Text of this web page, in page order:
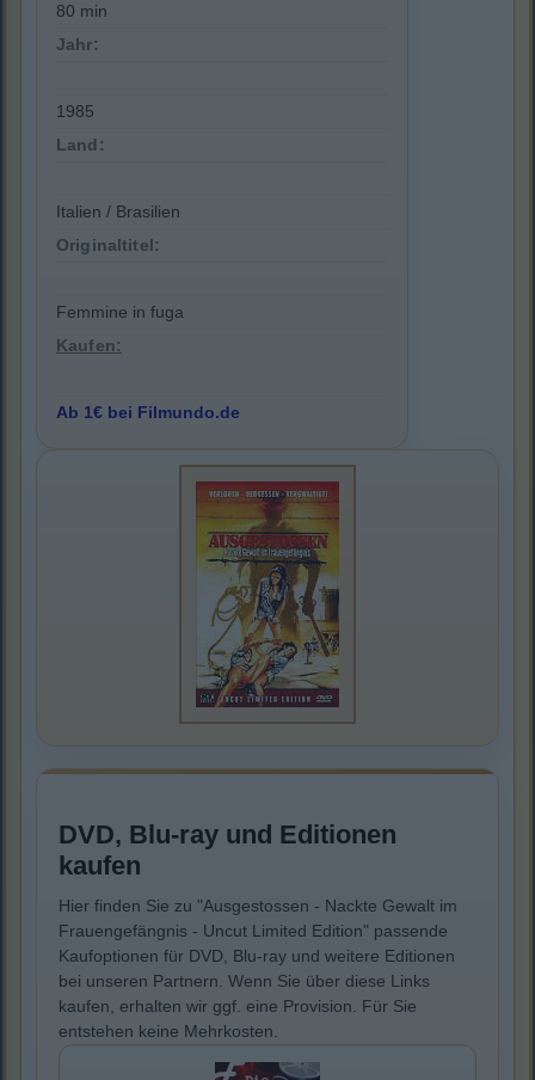
80 min
Jahr:
1985
Land:
Italien / Brasilien
Originaltitel:
Femmine in fuga
Kaufen:
Ab 1€ bei Filmundo.de
DVD, Blu-ray und Editionen
kaufen
Hier finden Sie zu "Ausgestossen - Nackte Gewalt im
Frauengefängnis - Uncut Limited Edition" passende
Kaufoptionen für DVD, Blu-ray und weitere Editionen
bei unseren Partnern. Wenn Sie über diese Links
kaufen, erhalten wir ggf. eine Provision. Für Sie
entstehen keine Mehrkosten.